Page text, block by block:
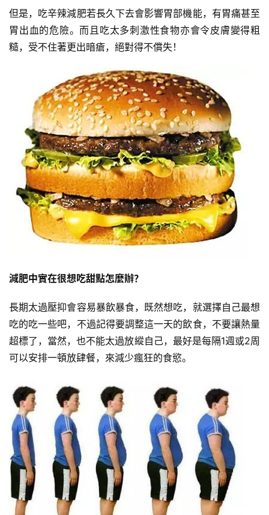
劃
有
氧
得
力
肌
劃
瑜
伽
健
身
視
頻
但是，吃辛辣減肥若長久下去會影響胃部機能，有胃痛甚至
胃出血的危險。而且吃太多刺激性食物亦會令皮膚變得粗
糙，受不住著更出暗瘡，絕對得不償失！
減肥中實在很想吃甜點怎麼辦？
長期太過壓抑會容易暴飲暴食，既然想吃，就選擇自己最想
吃的吃一些吧，不過記得要調整這一天的飲食，不要讓熱量
超標了，當然，也不能太過放縱自己，最好是每隔1週或2周
可以安排一頓放肆餐，來減少瘋狂的食慾。